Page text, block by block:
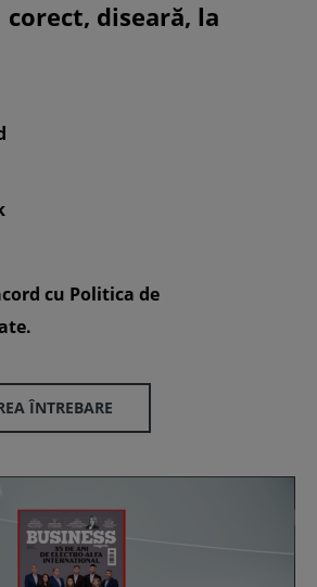
corect, diseară, la
cu Politica de
ÎNTREBARE